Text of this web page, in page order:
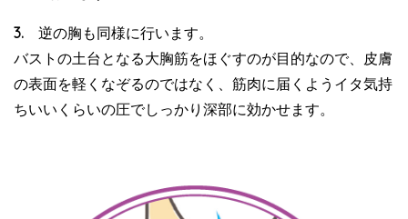
3. 逆の胸も同様に行います。
バストの土台となる大胸筋をほぐすのが目的なので、皮膚
の表面を軽くなぞるのではなく、筋肉に届くようイタ気持
ちいいくらいの圧でしっかり深部に効かせます。